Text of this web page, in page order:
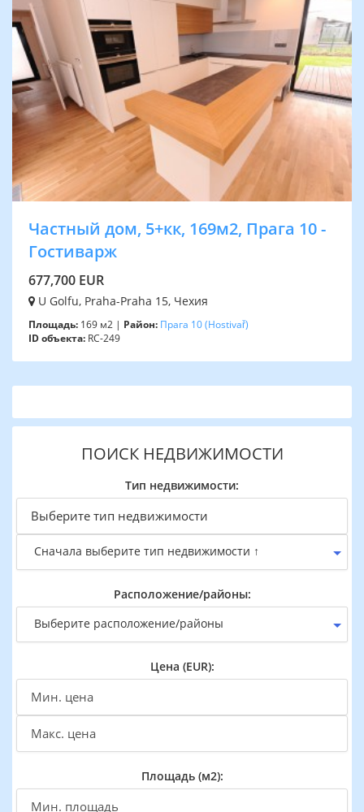
Частный дом, 5+кк, 169м2, Прага 10 -
Гостиварж
677,700 EUR
U Golfu, Praha-Praha 15, Чехия
Площадь: 169 м2 | Район: Прага 10(Hostivař)
ID объекта: RC-249
ПОИСК НЕДВИЖИМОСТИ
Тип недвижимости:
Сначала выберите тип недвижимости ↑
Расположение/районы:
Выберите расположение/районы
Цена (EUR):
Площадь (м2):